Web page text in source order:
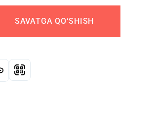
SAVATGA QO‘SHISH